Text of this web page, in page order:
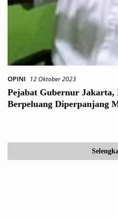
OPINI 12 Oktober 2023
Pejabat Gubernur
Berpeluang Diperpanjang